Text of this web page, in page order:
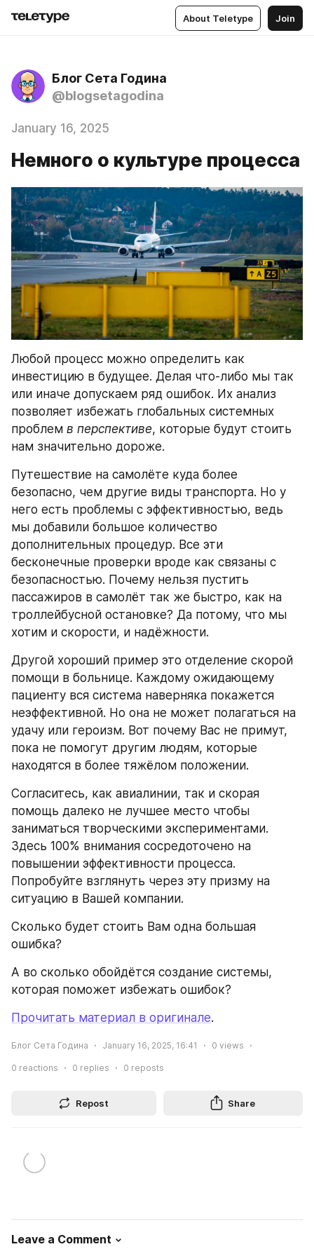
About Teletype Join
Блог Сета Година
@blogsetagodina
January 16, 2025
Немного о культуре процесса
Любой процесс можно определить как
инвестицию в будущее. Делая что-либо мы так
или иначе допускаем ряд ошибок. Их анализ
позволяет избежать глобальных системных
проблем в перспективе, которые будут стоить
нам значительно дороже.
Путешествие на самолёте куда более
безопасно, чем другие виды транспорта. Но у
него есть проблемы с эффективностью, ведь
мы добавили большое количество
дополнительных процедур. Все эти
бесконечные проверки вроде как связаны с
безопасностью. Почему нельзя пустить
пассажиров в самолёт так же быстро, как на
троллейбусной остановке? Да потому, что мы
хотим и скорости, и надёжности.
Другой хороший пример это отделение скорой
помощи в больнице. Каждому ожидающему
пациенту вся система наверняка покажется
неэффективной. Но она не может полагаться на
удачу или героизм. Вот почему Вас не примут,
пока не помогут другим людям, которые
находятся в более тяжёлом положении.
Согласитесь, как авиалинии, так и скорая
помощь далеко не лучшее место чтобы
заниматься творческими экспериментами.
Здесь 100% внимания сосредоточено на
повышении эффективности процесса.
Попробуйте взглянуть через эту призму на
ситуацию в Вашей компании.
Сколько будет стоить Вам одна большая
ошибка?
А во сколько обойдётся создание системы,
которая поможет избежать ошибок?
Прочитать материал в оригинале.
Блог Сета Година January 16, 2025, 16:41 0 views
0 reactions 0 replies 0 reposts
Repost Share
Leave a Comment